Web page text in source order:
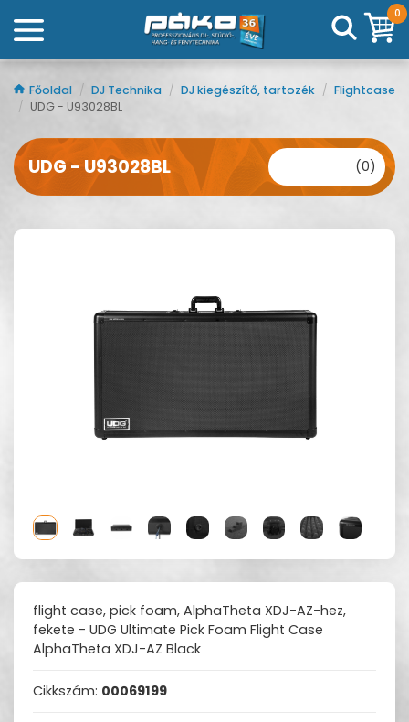
0
Főoldal / DJ Technika / DJ kiegészítő, tartozék / Flightcase
/ UDG - U93028BL
UDG - U93028BL (0)
flight case, pick foam, AlphaTheta XDJ-AZ-hez,
fekete - UDG Ultimate Pick Foam Flight Case
AlphaTheta XDJ-AZ Black
Cikkszám: 00069199